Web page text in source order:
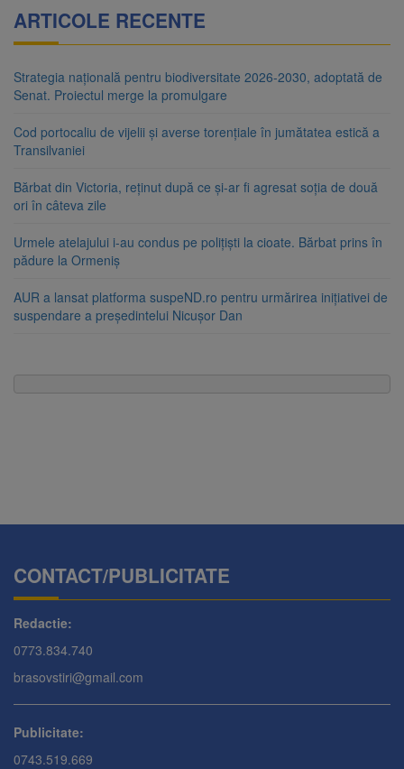
ARTICOLE RECENTE
Strategia națională pentru biodiversitate 2026-2030, adoptată de
Senat. Proiectul merge la promulgare
Cod portocaliu de vijelii și averse torențiale în jumătatea estică a
Transilvaniei
Bărbat din Victoria, reținut după ce și-ar fi agresat soția de două
ori în câteva zile
Urmele atelajului i-au condus pe polițiști la cioate. Bărbat prins în
pădure la Ormeniș
AUR a lansat platforma suspeND.ro pentru urmărirea inițiativei de
suspendare a președintelui Nicușor Dan
CONTACT/PUBLICITATE
Redactie:
0773.834.740
brasovstiri@gmail.com
Publicitate:
0743.519.669